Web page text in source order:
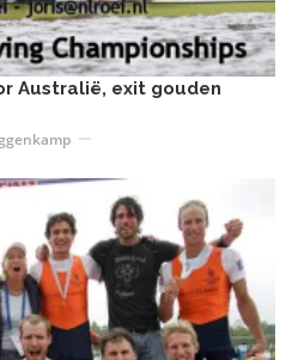
Australië, exit gouden